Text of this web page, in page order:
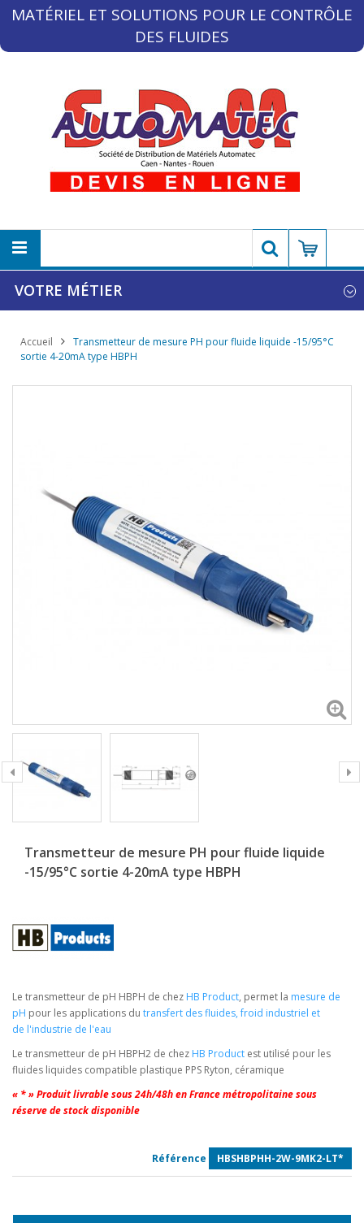
MATÉRIEL ET SOLUTIONS POUR LE CONTRÔLE
DES FLUIDES
VOTRE MÉTIER
Accueil
Transmetteur de mesure PH pour fluide liquide -15/95°C
sortie 4-20mA type HBPH
Transmetteur de mesure PH pour fluide liquide
-15/95°C sortie 4-20mA type HBPH
Le transmetteur de pH HBPH de chez HB Product, permet la mesure de
pH pour les applications du transfert des fluides,froid industriel et
de l'industrie de l'eau
Le transmetteur de pH HBPH2 de chez HB Product est utilisé pour les
fluides liquides compatible plastique PPS Ryton, céramique
« * » Produit livrable sous 24h/48h en France métropolitaine sous
réserve de stock disponible
Référence HBSHBPHH-2W-9MK2-LT*